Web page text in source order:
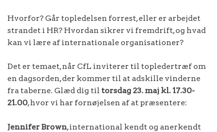
Hvorfor? Går topledelsen forrest, eller er arbejdet
strandet i HR? Hvordan sikrer vi fremdrift, og hvad
kan vi lære af internationale organisationer?
Det er temaet, når CfL inviterer til topledertræf om
en dagsorden, der kommer til at adskille vinderne
fra taberne. Glæd dig til torsdag 23. maj kl. 17.30-
21.00, hvor vi har fornøjelsen af at præsentere:
Jennifer Brown, international kendt og anerkendt